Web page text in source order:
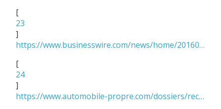
[
23
]
https://www.businesswire.com/news/home/20160929005533/fr/
[
24
]
https://www.automobile-propre.com/dossiers/recharge-voitures-electriques/